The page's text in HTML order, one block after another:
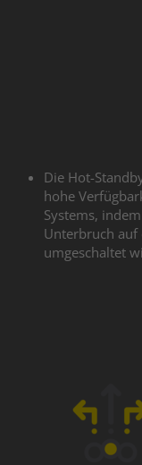
Die Hot-
hohe
Systems,
Unterbruch auf
umgeschaltet